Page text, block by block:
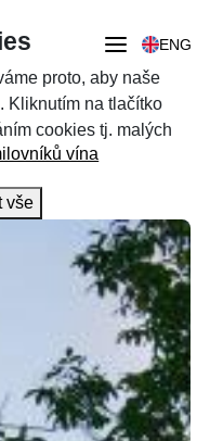
ENG
vína
proto, aby naše
Kliknutím na tlačítko
cookies tj. malých
vše